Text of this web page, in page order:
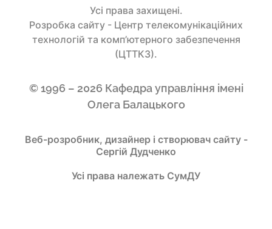
Усi права захищенi.
Розробка сайту - Центр телекомунікаційних
технологій та комп’ютерного забезпечення
(ЦТТКЗ).
© 1996 – 2026 Кафедра управління імені
Олега Балацького
Веб-розробник, дизайнер і створювач сайту -
Сергій Дудченко
Усі права належать СумДУ